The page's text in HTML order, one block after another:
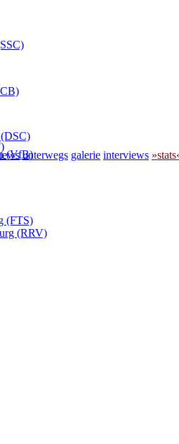
unterwegs galerie interviews